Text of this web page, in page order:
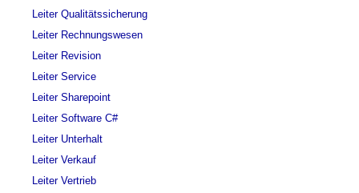
Leiter Qualitätssicherung
Leiter Rechnungswesen
Leiter Revision
Leiter Service
Leiter Sharepoint
Leiter Software C#
Leiter Unterhalt
Leiter Verkauf
Leiter Vertrieb